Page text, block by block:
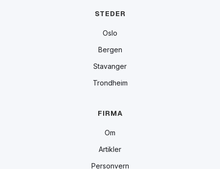
STEDER
Oslo
Bergen
Stavanger
Trondheim
FIRMA
Om
Artikler
Personvern